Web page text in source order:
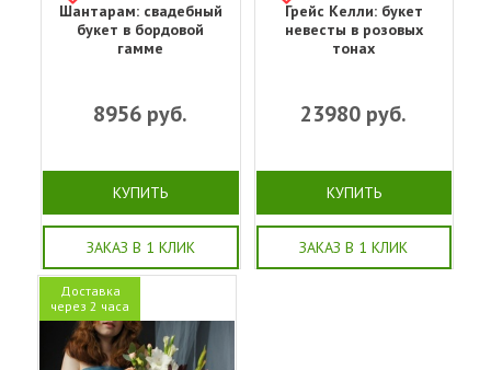
Шантарам: свадебный
букет в бордовой
гамме
8956 руб.
КУПИТЬ
ЗАКАЗ В 1 КЛИК
Грейс Келли: букет
невесты в розовых
тонах
23980 руб.
КУПИТЬ
ЗАКАЗ В 1 КЛИК
Доставка
через 2 часа